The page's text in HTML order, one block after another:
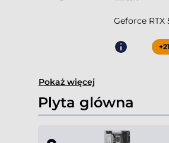
Geforce RTX
Pokaż więcej
Plyta glówna